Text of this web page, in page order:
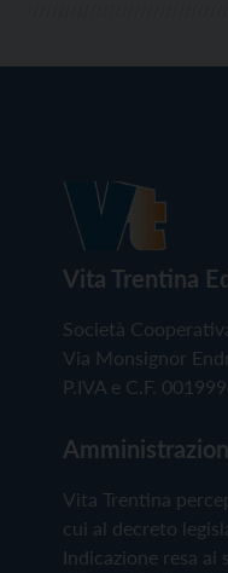
Vita Trentina
Società
Via Monsignor
P.IVA e C.F.
Vita Trentina
cui al decreto
Indicazione resa ai